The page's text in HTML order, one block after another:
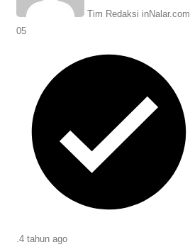
Tim Redaksi inNalar.com
05
4 tahun ago